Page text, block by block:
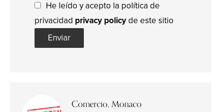
He leído y acepto la política de
privacidad privacy policyde este sitio
Enviar
Comercio, Monaco